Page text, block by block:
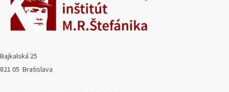
Bajkalská 25
821 05 Bratislava